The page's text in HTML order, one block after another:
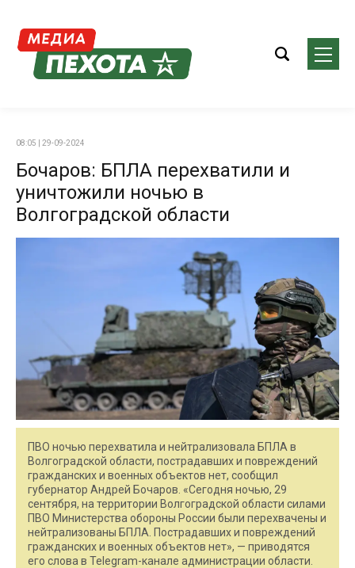
08:05 | 29-09-2024
Бочаров: БПЛА перехватили и
уничтожили ночью в
Волгоградской области
ПВО ночью перехватила и нейтрализовала БПЛА в
Волгоградской области, пострадавших и повреждений
гражданских и военных объектов нет, сообщил
губернатор Андрей Бочаров. «Сегодня ночью, 29
сентября, на территории Волгоградской области силами
ПВО Министерства обороны России были перехвачены и
нейтрализованы БПЛА. Пострадавших и повреждений
гражданских и военных объектов нет», — приводятся
его слова в Telegram-канале администрации области.